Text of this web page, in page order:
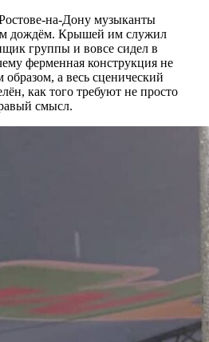
на-Дону музыканты
дождём. Крышей им служил
группы и вовсе сидел в
ферменная конструкция не
а весь сценический
как того требуют не просто
смысл.